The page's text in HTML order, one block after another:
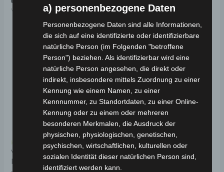
VS1 VS1
Kostenloser Versand
VS1
RAHMENNUMMERABDECKUNG
a) personenbezogene Daten
Personenbezogene Daten sind alle Informationen,
die sich auf eine identifizierte oder identifizierbare
natürliche Person (im Folgenden "betroffene
Person") beziehen. Als identifizierbar wird eine
natürliche Person angesehen, die direkt oder
indirekt, insbesondere mittels Zuordnung zu einer
Kennung wie einem Namen, zu einer
Kennnummer, zu Standortdaten, zu einer Online-
Kennung oder zu einem oder mehreren
besonderen Merkmalen, die Ausdruck der
physischen, physiologischen, genetischen,
psychischen, wirtschaftlichen, kulturellen oder
sozialen Identität dieser natürlichen Person sind,
identifiziert werden kann.